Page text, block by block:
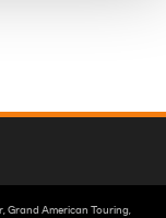
American Touring,